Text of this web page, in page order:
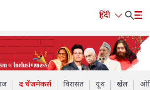
हिंदी
द चेंजमेकर्स विरासत यूथ खेल